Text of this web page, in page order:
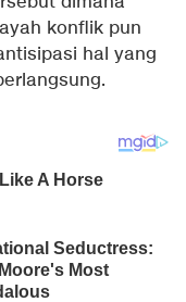
konflik pun
hal yang